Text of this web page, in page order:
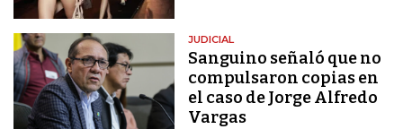
JUDICIAL
Sanguino señaló que no
compulsaron copias en
el caso de Jorge Alfredo
Vargas